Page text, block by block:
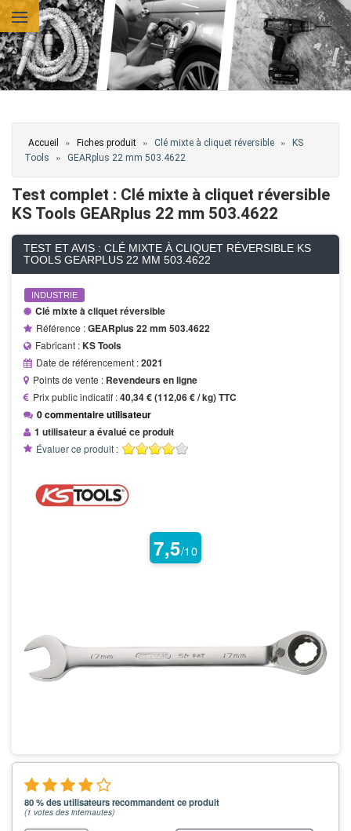
Aller au contenu principal
Vous êtes ici
Accueil » Fiches produit » Clé mixte à cliquet réversible »
KS
Tools
» GEARplus 22 mm 503.4622
Test complet : Clé mixte à cliquet réversible
KS Tools GEARplus 22 mm 503.4622
TEST ET AVIS : CLÉ MIXTE À CLIQUET RÉVERSIBLE KS
TOOLS GEARPLUS 22 MM 503.4622
INDUSTRIE
Clé mixte à cliquet réversible
Référence :GEARplus 22 mm 503.4622
Fabricant :KS Tools
Date de référencement :2021
Points de vente : Revendeurs en ligne
Prix public indicatif :40,34 € (112,06 € / kg) TTC
0 commentaire utilisateur
1 utilisateur a évalué ce produit
Évaluer ce produit :
7,5/10
80 % des utilisateurs recommandent ce produit
(1 votes des internautes)